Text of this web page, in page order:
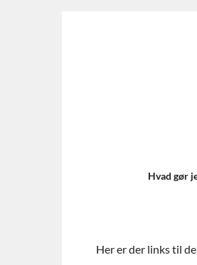
Hvad gør
Her er der links til